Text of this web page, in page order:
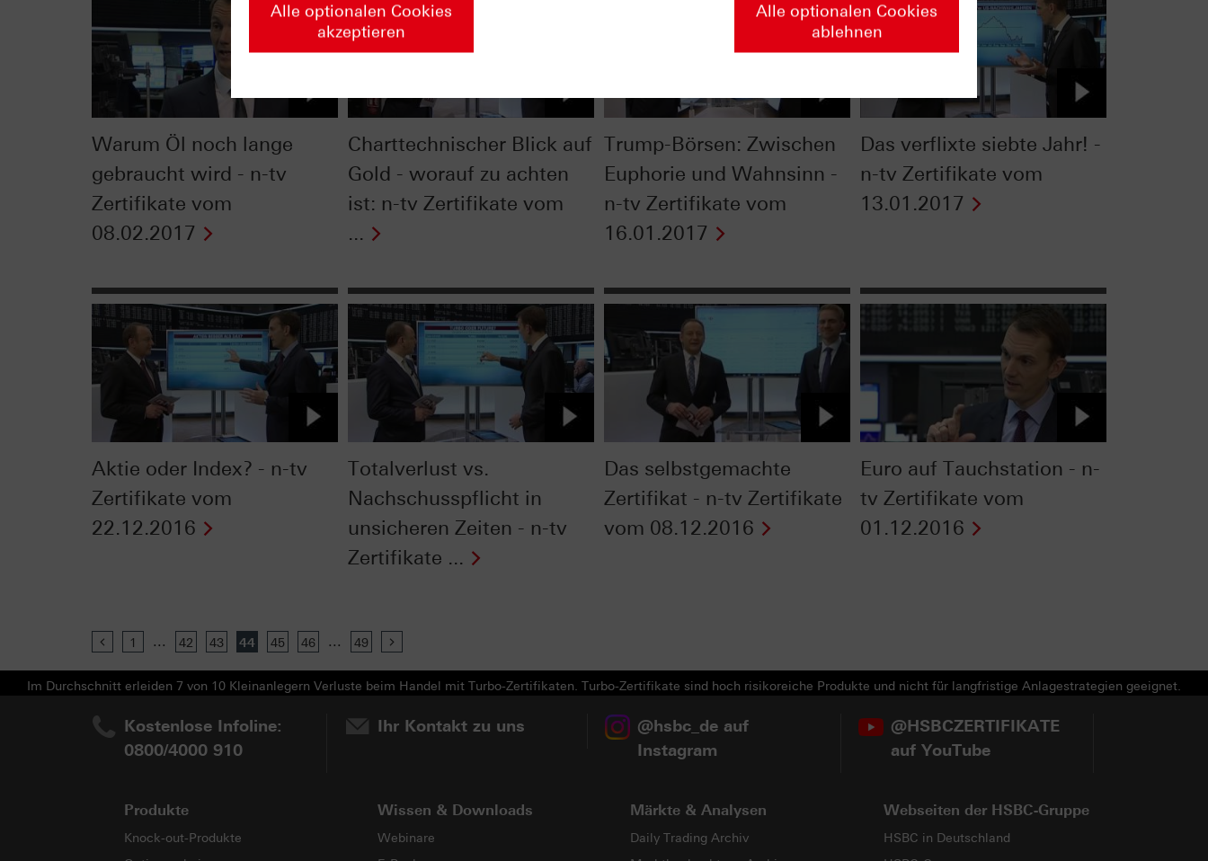
Warum Öl noch lange
gebraucht wird - n-tv
Zertifikate vom
08.02.2017
Charttechnischer Blick auf
Gold - worauf zu achten
ist: n-tv Zertifikate vom
...
Trump-Börsen: Zwischen
Euphorie und Wahnsinn -
n-tv Zertifikate vom
16.01.2017
Das verflixte siebte Jahr! -
n-tv Zertifikate vom
13.01.2017
Aktie oder Index? - n-tv
Zertifikate vom
22.12.2016
Totalverlust vs.
Nachschusspflicht in
unsicheren Zeiten - n-tv
Zertifikate ...
Das selbstgemachte
Zertifikat - n-tv Zertifikate
vom 08.12.2016
Euro auf Tauchstation - n-
tv Zertifikate vom
01.12.2016
Previous
1 ... 42 43 44 45 46 ... 49
Im Durchschnitt erleiden 7 von 10 Kleinanlegern Verluste beim Handel mit Turbo-Zertifikaten. Turbo-Zertifikate sind hoch risikoreiche Produkte und nicht für langfristige Anlagestrategien geeignet.
Kostenlose Infoline:
0800/4000 910
Ihr Kontakt zu uns
@hsbc_de auf
Instagram
@HSBCZERTIFIKATE
auf YouTube
Produkte
Knock-out-Produkte
Wissen & Downloads
Webinare
Märkte & Analysen
Daily Trading Archiv
Webseiten der HSBC-Gruppe
HSBC in Deutschland
Alle optionalen Cookies
akzeptieren
Alle optionalen Cookies
ablehnen